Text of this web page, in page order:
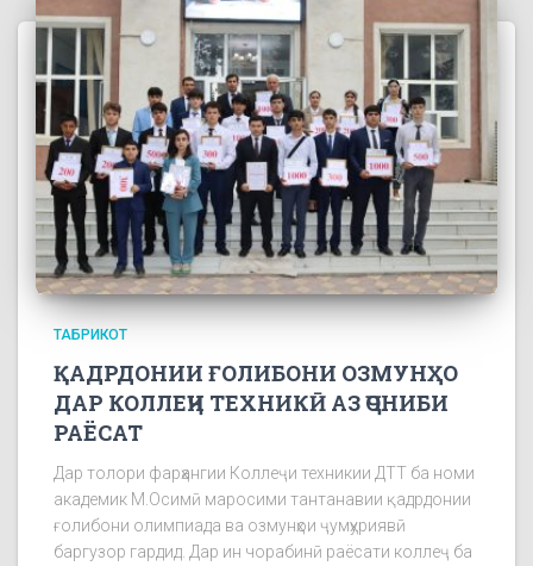
ТАБРИКОТ
ҚАДРДОНИИ ҒОЛИБОНИ ОЗМУНҲО
ДАР КОЛЛЕҶИ ТЕХНИКӢ АЗ ҶОНИБИ
РАЁСАТ
Дар толори фарҳангии Коллеҷи техникии ДТТ ба номи
академик М.Осимӣ маросими тантанавии қадрдонии
ғолибони олимпиада ва озмунҳои ҷумҳуриявӣ
баргузор гардид. Дар ин чорабинӣ раёсати коллеҷ ба